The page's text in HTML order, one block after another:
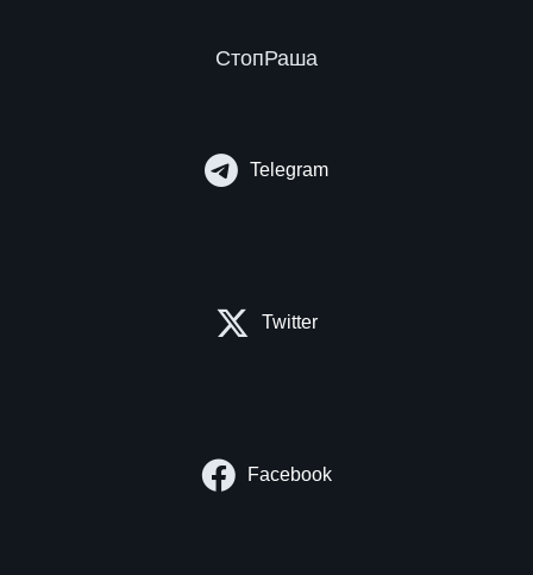
СтопРаша
Telegram
Twitter
Facebook